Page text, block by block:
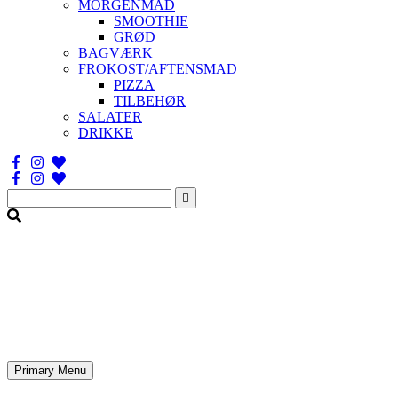
MORGENMAD
SMOOTHIE
GRØD
BAGVÆRK
FROKOST/AFTENSMAD
PIZZA
TILBEHØR
SALATER
DRIKKE
Søg
efter:
Primary Menu